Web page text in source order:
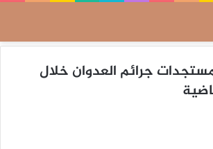
2017| مستجدات جرائم العدوان خلال